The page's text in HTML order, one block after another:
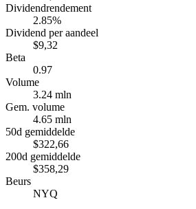
Dividendrendement
2.85%
Dividend per aandeel
$9,32
Beta
0.97
Volume
3.24 mln
Gem. volume
4.65 mln
50d gemiddelde
$322,66
200d gemiddelde
$358,29
Beurs
NYQ